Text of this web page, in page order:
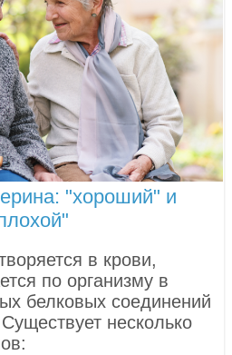
"хороший" и
в крови,
по организму в
белковых соединений
несколько